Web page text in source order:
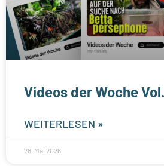
Videos der Woche
WEITERLESEN »
28. Mai 2026